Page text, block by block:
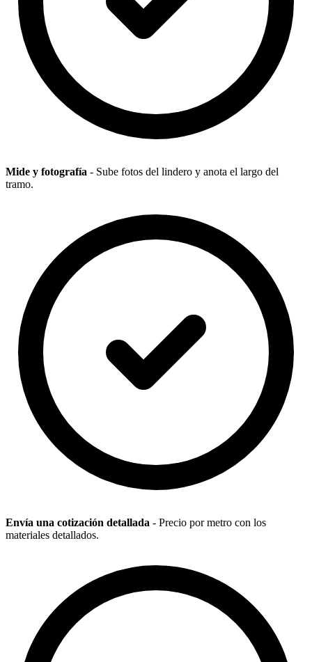
Mide y fotografía - Sube fotos del lindero y anota el largo del
tramo.
Envía una cotización detallada - Precio por metro con los
materiales detallados.